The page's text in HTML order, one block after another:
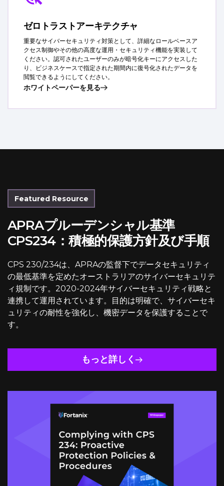
ゼロトラストアーキテクチャ
重要なサイバーセキュリティ対策として、詳細なロールベースア
クセス制御やその他の高度な運用・セキュリティ機能を実装して
ください。認可されたユーザーのみが暗号化キーにアクセスした
り、ビジネスケースで指定された期間内に復号化されたデータを
閲覧できるようにしてください。
ホワイトペーパーを見る
Featured Resource
APRAプルーデンシャル基準
CPS234：積極的保護方針及び手順
CPS 230/234は、APRAの監督下でデータセキュリティ
の最低基準を定めたオーストラリアのサイバーセキュリテ
ィ規制です。2020-2024年サイバーセキュリティ戦略と
連携して運用されています。目的は明確で、サイバーセキ
ュリティの耐性を強化し、機密データを保護することで
す。
もっと詳しく